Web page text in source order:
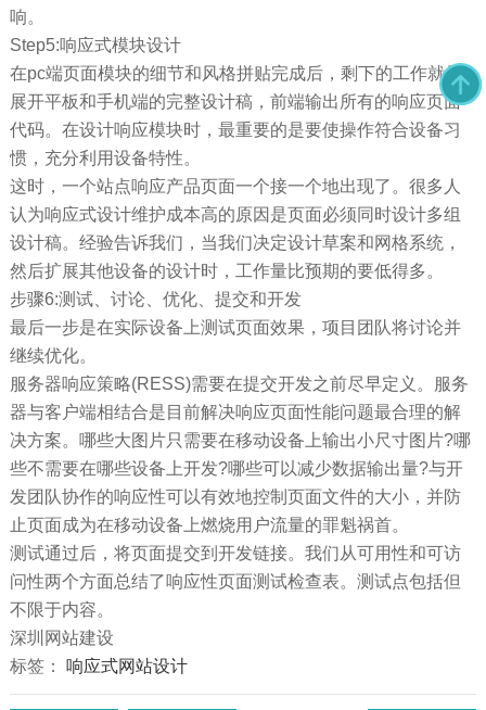
响。
Step5:响应式模块设计
在pc端页面模块的细节和风格拼贴完成后，剩下的工作就是
展开平板和手机端的完整设计稿，前端输出所有的响应页面
代码。在设计响应模块时，最重要的是要使操作符合设备习
惯，充分利用设备特性。
这时，一个站点响应产品页面一个接一个地出现了。很多人
认为响应式设计维护成本高的原因是页面必须同时设计多组
设计稿。经验告诉我们，当我们决定设计草案和网格系统，
然后扩展其他设备的设计时，工作量比预期的要低得多。
步骤6:测试、讨论、优化、提交和开发
最后一步是在实际设备上测试页面效果，项目团队将讨论并
继续优化。
服务器响应策略(RESS)需要在提交开发之前尽早定义。服务
器与客户端相结合是目前解决响应页面性能问题最合理的解
决方案。哪些大图片只需要在移动设备上输出小尺寸图片?哪
些不需要在哪些设备上开发?哪些可以减少数据输出量?与开
发团队协作的响应性可以有效地控制页面文件的大小，并防
止页面成为在移动设备上燃烧用户流量的罪魁祸首。
测试通过后，将页面提交到开发链接。我们从可用性和可访
问性两个方面总结了响应性页面测试检查表。测试点包括但
不限于内容。
深圳网站建设
标签：
响应式网站设计